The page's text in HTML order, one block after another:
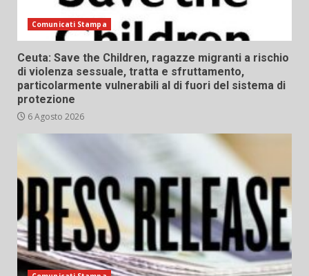
Comunicati Stampa
Ceuta: Save the Children, ragazze migranti a rischio
di violenza sessuale, tratta e sfruttamento,
particolarmente vulnerabili al di fuori del sistema di
protezione
6 Agosto 2026